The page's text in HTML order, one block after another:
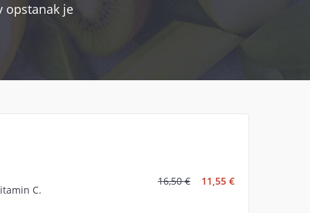
opstanak je
smetnje. One
Upravo
C.
16,50 € 11,55 €